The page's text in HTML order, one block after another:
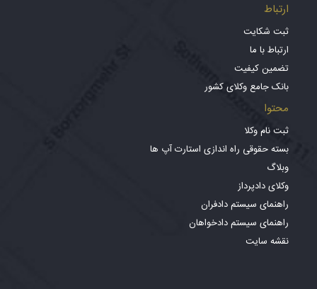
ارتباط
ثبت شکایت
ارتباط با ما
تضمین کیفیت
بانک جامع وکلای کشور
محتوا
ثبت نام وکلا
بسته حقوقی راه اندازی استارت آپ ها
وبلاگ
وکلای دادپرداز
راهنمای سیستم دادفران
راهنمای سیستم دادخواهان
نقشه سایت